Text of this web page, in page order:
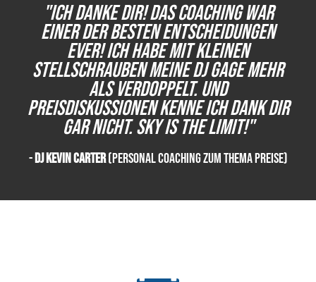
"Ich danke dir! Das Coaching war
einer der besten Entscheidungen
ever! Ich habe mit kleinen
Stellschrauben meine DJ Gage mehr
als verdoppelt. Und
Preisdiskussionen kenne ich dank dir
gar nicht. Sky is the Limit!"
-DJ Kevin Carter(Personal Coaching zum Thema Preise)